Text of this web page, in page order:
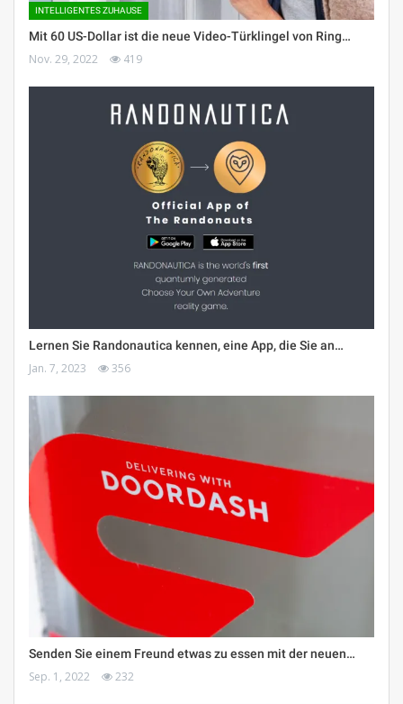
INTELLIGENTES ZUHAUSE
Mit 60 US-Dollar ist die neue Video-Türklingel von Ring…
Nov. 29, 2022 419
Lernen Sie Randonautica kennen, eine App, die Sie an…
Jan. 7, 2023 356
Senden Sie einem Freund etwas zu essen mit der neuen…
Sep. 1, 2022 232